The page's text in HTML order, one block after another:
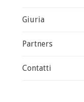
Giuria
Partners
Contatti